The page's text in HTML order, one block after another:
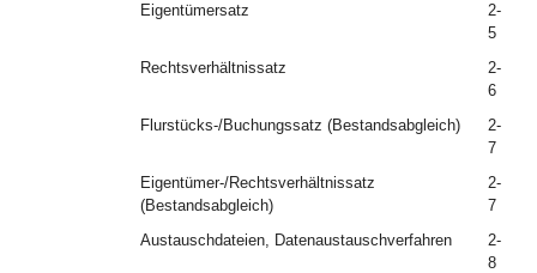
Eigentümersatz
2-
5
Rechtsverhältnissatz
2-
6
Flurstücks-/Buchungssatz (Bestandsabgleich)
2-
7
Eigentümer-/Rechtsverhältnissatz
(Bestandsabgleich)
2-
7
Austauschdateien, Datenaustauschverfahren
2-
8